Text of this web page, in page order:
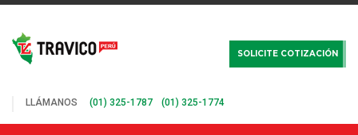
SOLICITE COTIZACIÓN
LLÁMANOS (01) 325-1787 (01) 325-1774